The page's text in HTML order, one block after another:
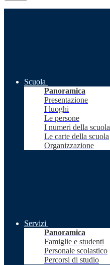
Scuola
Panoramica
Presentazione
I luoghi
Le persone
I numeri della scuola
Le carte della scuola
Organizzazione
Servizi
Panoramica
Famiglie e studenti
Personale scolastico
Percorsi di studio